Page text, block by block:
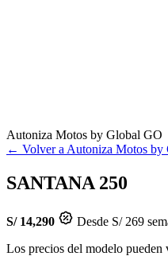
Autoniza Motos by Global GO
← Volver a Autoniza Motos by
SANTANA 250
S/ 14,290
Desde S/ 269
Los precios del modelo pueden